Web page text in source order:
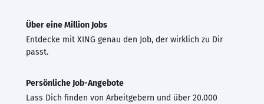
Über eine Million Jobs
Entdecke mit XING genau den Job, der wirklich zu Dir
passt.
Persönliche Job-Angebote
Lass Dich finden von Arbeitgebern und über 20.000